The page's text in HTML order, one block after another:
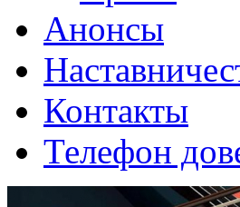
Анонсы
Контакты
Телефон